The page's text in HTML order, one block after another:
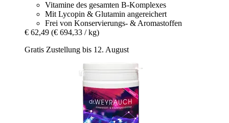
Vitamine des gesamten B-Komplexes
Mit Lycopin & Glutamin angereichert
Frei von Konservierungs- & Aromastoffen
€ 62,49 (€ 694,33 / kg)
Gratis Zustellung bis 12. August